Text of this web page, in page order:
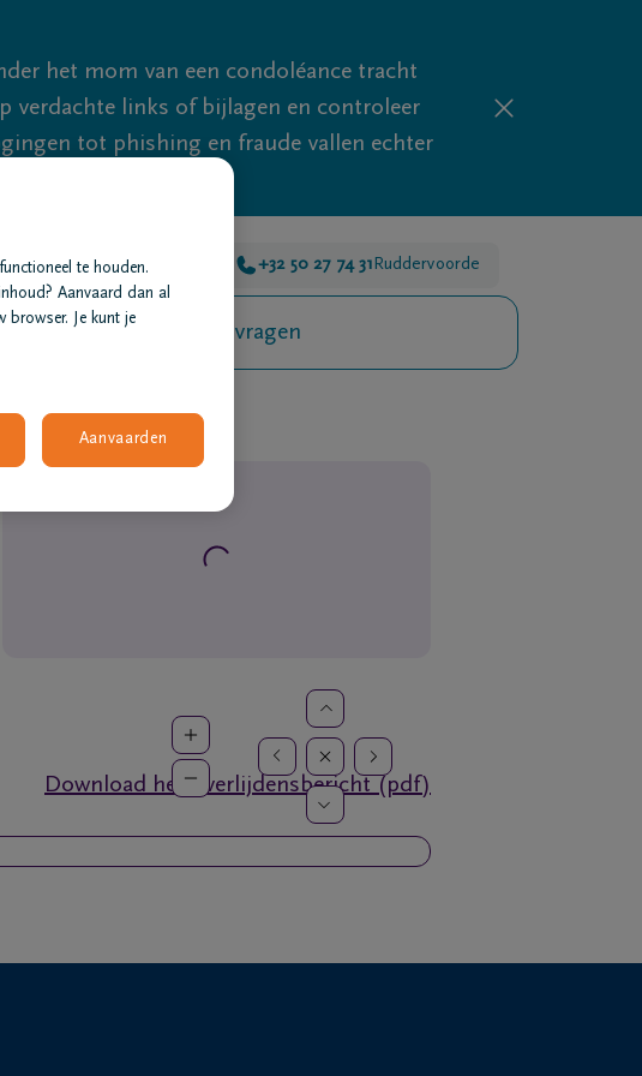
het mom van een condoléance tracht
verdachte links of bijlagen en controleer
tot phishing en fraude vallen echter
zijn er voor je 24u/24 +32 50 27 74 31Ruddervoorde
Veelgestelde vragen
Download het overlijdensbericht (pdf)
te houden.
Aanvaard dan al
browser. Je kunt je
Aanvaarden